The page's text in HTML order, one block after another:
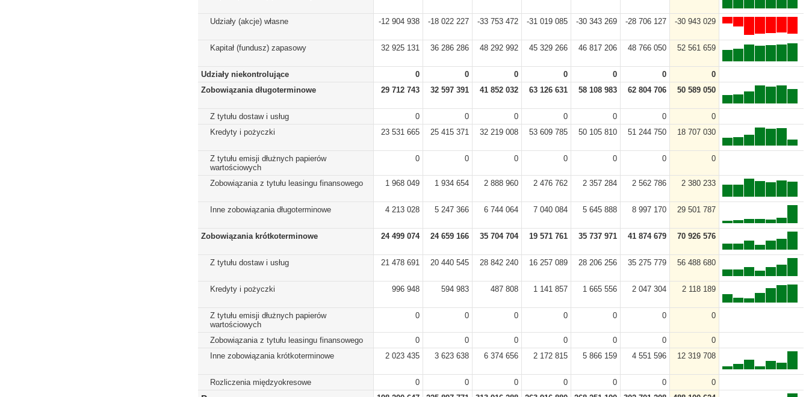
Udziały (akcje) własne -12 904 938 -18 022 227 -33 753 472 -31 019 085 -30 343 269 -28 706 127 -30 943 029
Kapitał (fundusz) zapasowy 32 925 131 36 286 286 48 292 992 45 329 266 46 817 206 48 766 050 52 561 659
Udziały niekontrolujące 0 0 0 0 0 0
0
Zobowiązania długoterminowe
29 712 743 32 597 391 41 852 032 63 126 631 58 108 983 62 804 706 50 589 050
Z tytułu dostaw i usług 0 0 0 0 0 0
0
Kredyty i pożyczki
23 531 665 25 415 371 32 219 008 53 609 785 50 105 810 51 244 750 18 707 030
Z tytułu emisji dłużnych papierów
wartościowych
0 0 0 0 0 0 0
Zobowiązania z tytułu leasingu finansowego 1 968 049 1 934 654 2 888 960 2 476 762 2 357 284 2 562 786 2 380 233
Inne zobowiązania długoterminowe 4 213 028 5 247 366 6 744 064 7 040 084 5 645 888 8 997 170 29 501 787
Zobowiązania krótkoterminowe 24 499 074 24 659 166 35 704 704 19 571 761 35 737 971 41 874 679 70 926 576
Z tytułu dostaw i usług 21 478 691 20 440 545 28 842 240 16 257 089 28 206 256 35 275 779 56 488 680
Kredyty i pożyczki 996 948 594 983 487 808 1 141 857 1 665 556 2 047 304 2 118 189
Z tytułu emisji dłużnych papierów
wartościowych
0 0 0 0 0 0 0
Zobowiązania z tytułu leasingu finansowego 0 0 0 0 0 0
0
Inne zobowiązania krótkoterminowe
2 023 435 3 623 638 6 374 656 2 172 815 5 866 159 4 551 596 12 319 708
Rozliczenia międzyokresowe 0 0 0 0 0 0 0